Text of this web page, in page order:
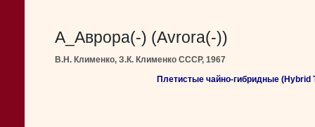
A_Аврора(-) (Avrora(-))
В.Н. Клименко, З.К. Клименко СССР, 1967
Плетистые чайно-гибридные (Hybrid